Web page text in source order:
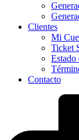
Clientes
Mi
Ticket
Estado
Contacto